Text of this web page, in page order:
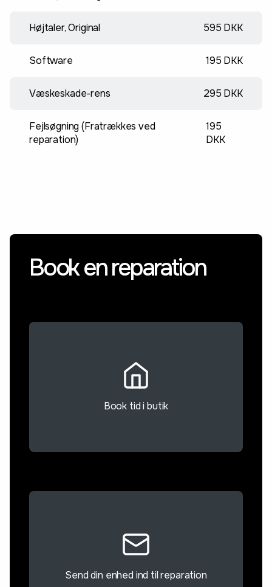
Højtaler, Original 595 DKK
Software 195 DKK
Væskeskade-rens 295 DKK
Fejlsøgning (Fratrækkes ved
reparation)
195
DKK
Book en reparation
Book tid i butik
Send din enhed ind til reparation